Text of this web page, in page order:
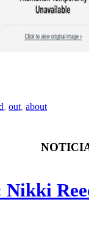
, out, about
Nikki